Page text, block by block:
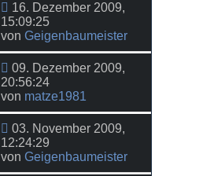
16. Dezember 2009,
15:09:25
von Geigenbaumeister
09. Dezember 2009,
20:56:24
von matze1981
03. November 2009,
12:24:29
von Geigenbaumeister